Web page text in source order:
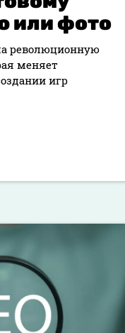
или фото
революционную
меняет
игр